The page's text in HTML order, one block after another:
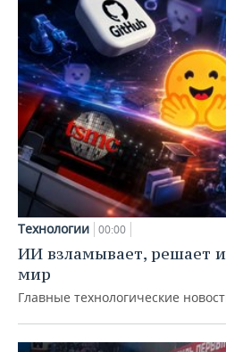
Технологии 00:00
ИИ взламывает, решает
мир
Главные технологические